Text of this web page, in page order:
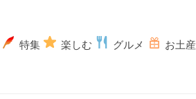
特集 楽しむ グルメ お土産